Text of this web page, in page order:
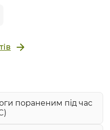
пораненим під час